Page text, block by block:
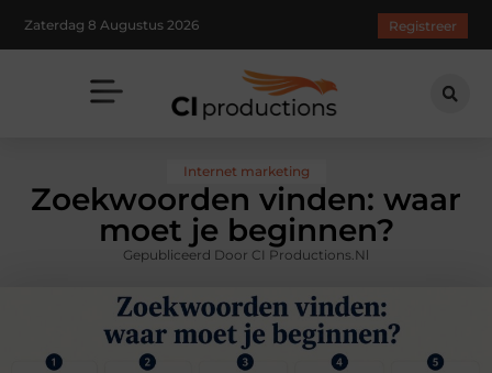
Zaterdag 8 Augustus 2026 Registreer
Internet marketing
Zoekwoorden vinden: waar
moet je beginnen?
Gepubliceerd Door CI Productions.nl